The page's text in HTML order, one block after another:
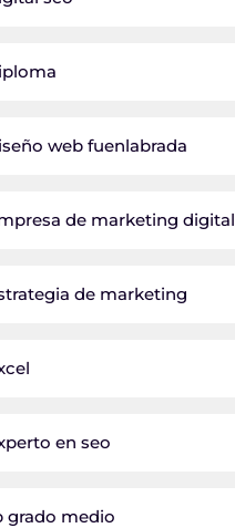
web fuenlabrada
de marketing digital
de marketing
en seo
grado medio